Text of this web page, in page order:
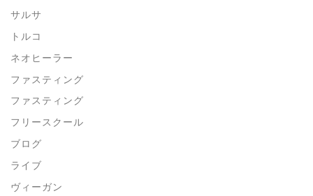
サルサ
トルコ
ネオヒーラー
ファスティング
ファスティング
フリースクール
ブログ
ライブ
ヴィーガン